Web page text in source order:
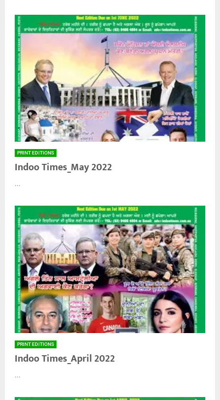
PRINT EDITIONS
Indoo Times_May 2022
...
PRINT EDITIONS
Indoo Times_April 2022
...